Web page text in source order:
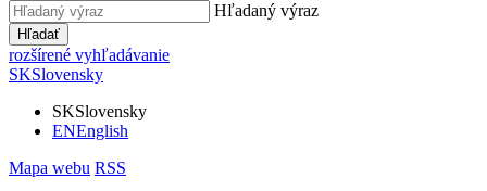
Hľadaný výraz
Hľadať
rozšírené vyhľadávanie
SKSlovensky
SKSlovensky
ENEnglish
Mapa webu RSS